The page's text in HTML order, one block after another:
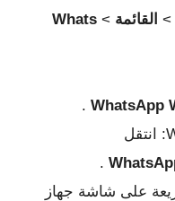
> القائمة >
Whats
WhatsApp
.
على Windows Phone: انتقل
.
على شاشة جهاز